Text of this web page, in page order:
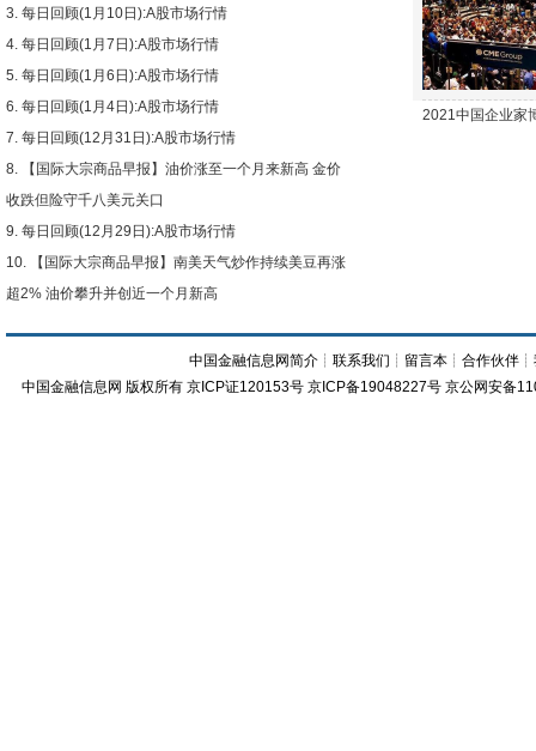
每日回顾(1月10日):A股市场行情
每日回顾(1月7日):A股市场行情
每日回顾(1月6日):A股市场行情
每日回顾(1月4日):A股市场行情
每日回顾(12月31日):A股市场行情
【国际大宗商品早报】油价涨至一个月来新高 金价
收跌但险守千八美元关口
每日回顾(12月29日):A股市场行情
【国际大宗商品早报】南美天气炒作持续美豆再涨
超2% 油价攀升并创近一个月新高
2021中国企业家
中国金融信息网简介 ┊联系我们 ┊ 留言本 ┊合作伙伴 ┊
中国金融信息网 版权所有 京ICP证120153号 京ICP备19048227号 京公网安备